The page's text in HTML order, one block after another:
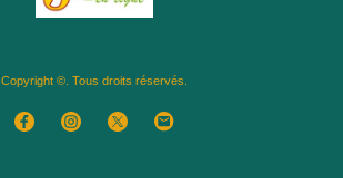
Copyright ©. Tous droits réservés.